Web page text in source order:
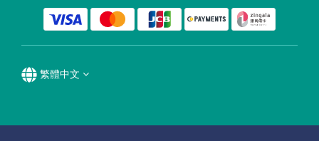
繁體中文